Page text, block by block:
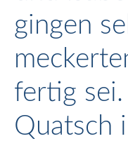
gingen
fertig
Quatsch